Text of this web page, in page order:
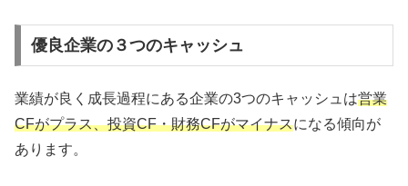
優良企業の３つのキャッシュ
業績が良く成長過程にある企業の3つのキャッシュは営業
CFがプラス、投資CF・財務CFがマイナスになる傾向が
あります。